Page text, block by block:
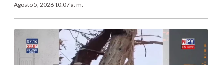
Agosto 5, 2026 10:07 a. m.